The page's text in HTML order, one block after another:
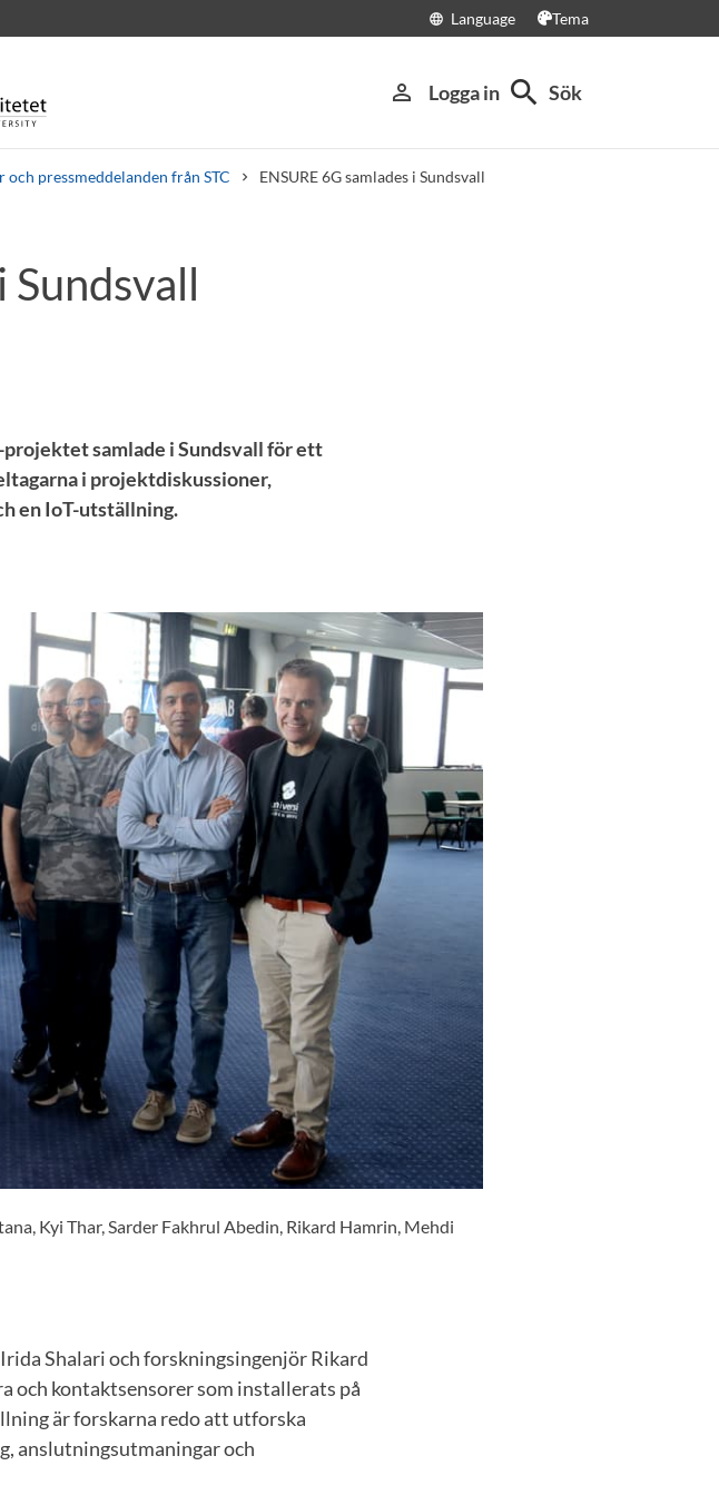
language Language Tema
person_outline Logga in search Sök
och pressmeddelanden från STC ENSURE 6G samlades i Sundsvall
Sundsvall
projektet samlade i Sundsvall för ett
i projektdiskussioner,
en IoT-utställning.
Kyi Thar, Sarder Fakhrul Abedin, Rikard Hamrin, Mehdi
Shalari och forskningsingenjör Rikard
och kontaktsensorer som installerats på
är forskarna redo att utforska
anslutningsutmaningar och